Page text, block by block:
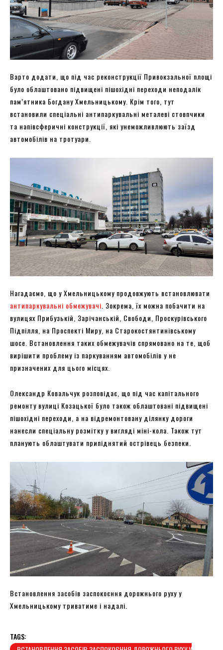
Варто додати, що під час реконструкції Привокзальної площі
було облаштовано підвищені пішохідні переходи неподалік
пам’ятника Богдану Хмельницькому. Крім того, тут
встановили спеціальні антипаркувальні металеві стовпчики
та напівсферичні конструкції, які унеможливлюють заїзд
автомобілів на тротуари.
Нагадаємо, що у Хмельницькому продовжують встановлювати
антипаркувальні обмежувачі. Зокрема, їх можна побачити на
вулицях Прибузькій, Зарічанській, Свободи, Проскурівського
Підпілля, на Проспекті Миру, на Старокостянтинівському
шосе. Встановлення таких обмежувачів спрямовано на те, щоб
вирішити проблему із паркуванням автомобілів у не
призначених для цього місцях.
Олександр Ковальчук розповідає, що під час капітального
ремонту вулиці Козацької було також облаштовані підвищені
пішохідні переходи, а на відремонтовану ділянку дороги
нанесли спеціальну розмітку у вигляді міні-кола. Також тут
планують облаштувати припіднятий острівець безпеки.
Встановлення засобів заспокоєння дорожнього руху у
Хмельницькому триватиме і надалі.
TAGS: